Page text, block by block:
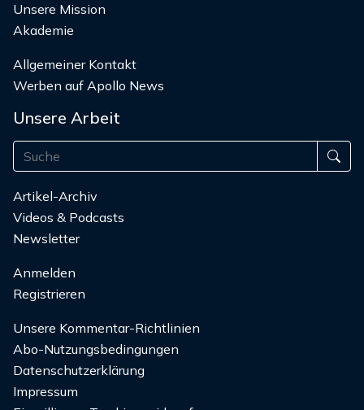
Unsere Mission
Akademie
Allgemeiner Kontakt
Werben auf Apollo News
Unsere Arbeit
Artikel-Archiv
Videos & Podcasts
Newsletter
Anmelden
Registrieren
Unsere Kommentar-Richtlinien
Abo-Nutzungsbedingungen
Datenschutzerklärung
Impressum